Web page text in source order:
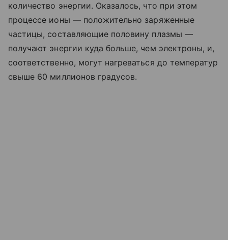
количество энергии. Оказалось, что при этом
процессе ионы — положительно заряженные
частицы, составляющие половину плазмы —
получают энергии куда больше, чем электроны, и,
соответственно, могут нагреваться до температур
свыше 60 миллионов градусов.